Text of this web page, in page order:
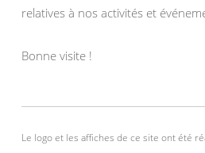
relatives à nos activités et
Bonne visite !
Le logo et les affiches de ce site ont été